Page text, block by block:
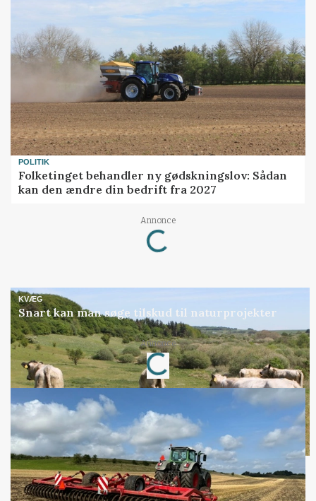
POLITIK
Folketinget behandler ny gødskningslov: Sådan
kan den ændre din bedrift fra 2027
Annonce
Loading...
KVÆG
Snart kan man søge tilskud til naturprojekter
Annonce
Loading...